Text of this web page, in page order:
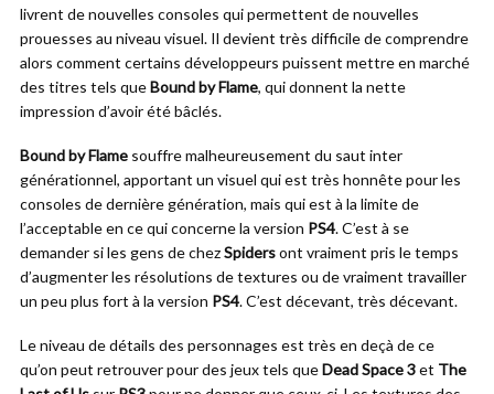
livrent de nouvelles consoles qui permettent de nouvelles
prouesses au niveau visuel. Il devient très difficile de comprendre
alors comment certains développeurs puissent mettre en marché
des titres tels queBound by Flame, qui donnent la nette
impression d’avoir été bâclés.
Bound by Flame souffre malheureusement du saut inter
générationnel, apportant un visuel qui est très honnête pour les
consoles de dernière génération, mais qui est à la limite de
l’acceptable en ce qui concerne la version PS4. C’est à se
demander si les gens de chezSpidersont vraiment pris le temps
d’augmenter les résolutions de textures ou de vraiment travailler
un peu plus fort à la version PS4. C’est décevant, très décevant.
Le niveau de détails des personnages est très en deçà de ce
qu’on peut retrouver pour des jeux tels queDead Space 3et The